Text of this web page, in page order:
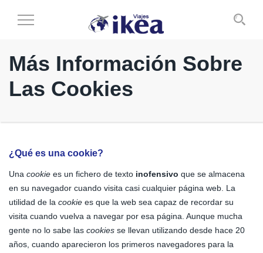
Cambiar
de
Más Información Sobre
Las Cookies
¿Qué es una cookie?
Una cookie es un fichero de texto inofensivo que se almacena
en su navegador cuando visita casi cualquier página web. La
utilidad de la cookie es que la web sea capaz de recordar su
visita cuando vuelva a navegar por esa página. Aunque mucha
gente no lo sabe las cookies se llevan utilizando desde hace 20
años, cuando aparecieron los primeros navegadores para la